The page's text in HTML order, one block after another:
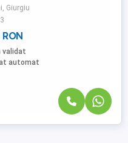
Structura: fundatie, stâlpi,
din beton armat, zidărie din
Giurgiu
validat
automat